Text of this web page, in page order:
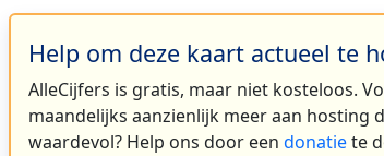
Help om deze kaart actueel te
AlleCijfers is gratis, maar niet kosteloos.
maandelijks aanzienlijk meer aan hosting
waardevol? Help ons door een donatiete